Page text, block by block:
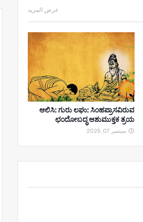
عرض المزيد
ಆಲಿಸಿ: ಗುರು ಲಘು: ಸಿಂಹಪ್ರಾಸವಿರುವ
ಛಂದೋಬದ್ಧ ಆಶುಮುಕ್ತಕ ತ್ರಯ
سبتمبر 07, 2025